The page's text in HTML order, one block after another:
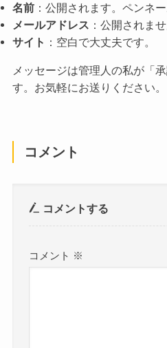
名前：公開されます。ペンネー
メールアドレス ：公開されませ
サイト ：空白で大丈夫です。
メッセージは管理人の私が「
す。お気軽にお送りください。
コメント
コメントする
コメント ※